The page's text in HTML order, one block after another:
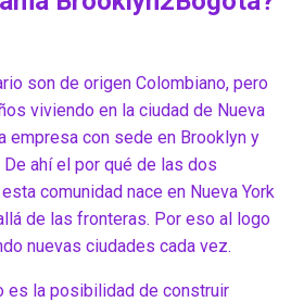
son de origen Colombiano, pero
viviendo en la ciudad de Nueva
empresa con sede en Brooklyn y
ahí el por qué de las dos
comunidad nace en Nueva York
de las fronteras. Por eso al logo
nuevas ciudades cada vez.
es la posibilidad de construir